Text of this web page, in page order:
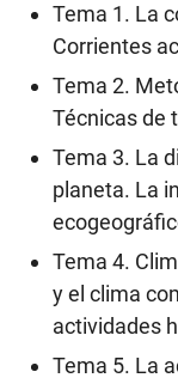
Tema 1. La
Corrientes
Tema 2.
Técnicas de
Tema 3. La
planeta. La
Tema 4.
y el clima
actividades
Tema 5. La